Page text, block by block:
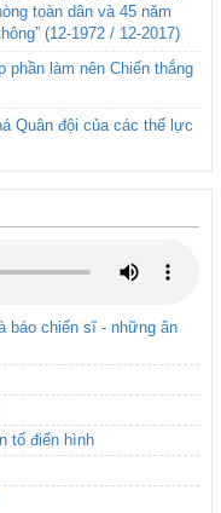
toàn dân và 45 năm
(12-1972 / 12-2017)
phần làm nên Chiến thắng
Quân đội của các thế lực
báo chiến sĩ - những ân
tố điển hình